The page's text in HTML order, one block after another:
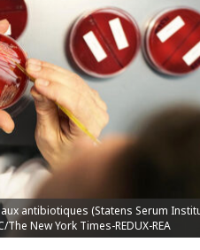
antibiotiques (Statens Serum
New York Times-REDUX-REA